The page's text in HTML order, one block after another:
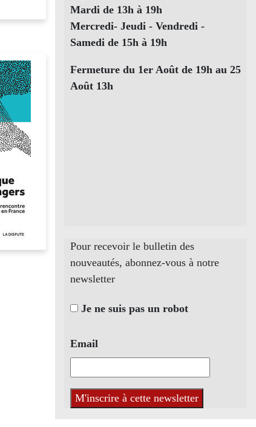
Mardi de 13h à 19h
Mercredi- Jeudi - Vendredi -
Samedi de 15h à 19h
Fermeture du 1er Août de 19h au 25
Août 13h
Pour recevoir le bulletin des
nouveautés, abonnez-vous à notre
newsletter
Je ne suis pas un robot
Email